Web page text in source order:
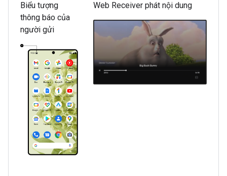
Biểu tượng
thông báo của
người gửi
Web Receiver phát nội dung